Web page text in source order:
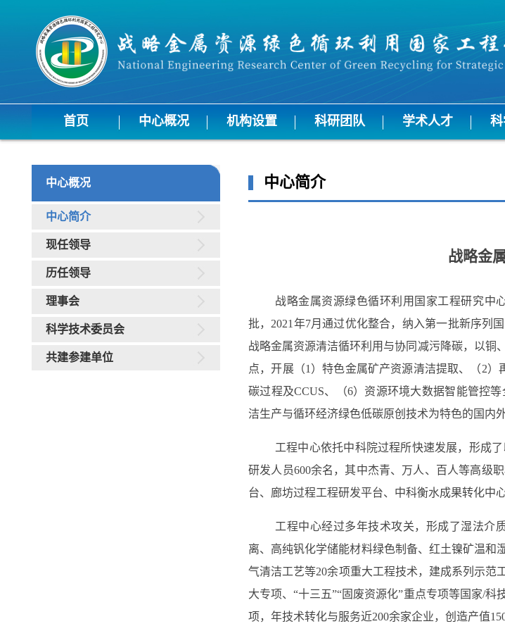
首页 中心概况 机构设置 科研团队 学术人才
中心概况
中心简介
现任领导
历任领导
理事会
科学技术委员会
共建参建单位
中心简介
战略金
战略金属资源绿色循环利用国家工程研究中
批，2021年7月通过优化整合，纳入第一批新序列
战略金属资源清洁循环利用与协同减污降碳，以铜
点，开展（1）特色金属矿产资源清洁提取、（2
碳过程及CCUS、（6）资源环境大数据智能管控
洁生产与循环经济绿色低碳原创技术为特色的国内
工程中心依托中科院过程所快速发展，形成
研发人员600余名，其中杰青、万人、百人等高级
台、廊坊过程工程研发平台、中科衡水成果转化中
工程中心经过多年技术攻关，形成了湿法介
离、高纯钒化学储能材料绿色制备、红土镍矿温和
气清洁工艺等20余项重大工程技术，建成系列示范
大专项、“十三五”“固废资源化”重点专项等国家/
项，年技术转化与服务近200余家企业，创造产值